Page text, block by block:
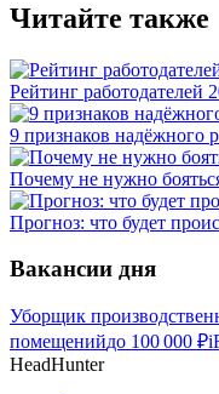
Читайте также
Рейтинг работодателей
9 признаков надёжного
Почему не нужно
Прогноз: что будет
Вакансии дня
Уборщик
помещенийдо 100 000 ₽
HeadHunter